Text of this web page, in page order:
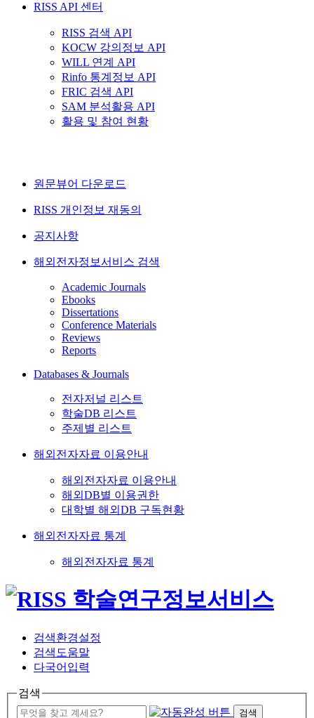
RISS API 센터
RISS 검색 API
KOCW 강의정보 API
WILL 연계 API
Rinfo 통계정보 API
FRIC 검색 API
SAM 분석활용 API
활용 및 참여 현황
원문뷰어 다운로드
RISS 개인정보 재동의
공지사항
해외전자정보서비스 검색
Academic Journals
Ebooks
Dissertations
Conference Materials
Reviews
Reports
Databases & Journals
전자저널 리스트
학술DB 리스트
주제별 리스트
해외전자자료 이용안내
해외전자자료 이용안내
해외DB별 이용권한
대학별 해외DB 구독현황
해외전자자료 통계
해외전자자료 통계
검색환경설정
검색도움말
다국어입력
검색
검색